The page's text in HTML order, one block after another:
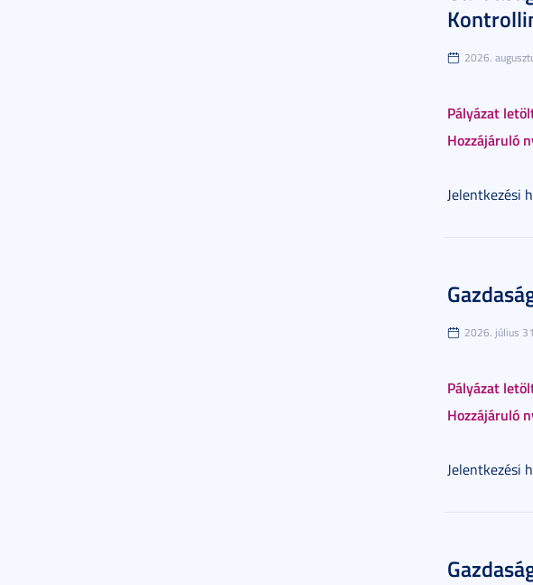
2026.
Pályázat
Hozzájáruló
Jelentkezési
2026. július
Pályázat
Hozzájáruló
Jelentkezési